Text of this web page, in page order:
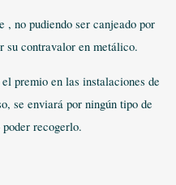
, no pudiendo ser canjeado por
su contravalor en metálico.
premio en las instalaciones de
se enviará por ningún tipo de
recogerlo.